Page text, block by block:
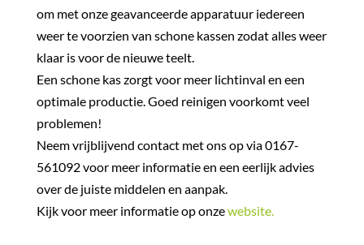
om met onze geavanceerde apparatuur iedereen
weer te voorzien van schone kassen zodat alles weer
klaar is voor de nieuwe teelt.
Een schone kas zorgt voor meer lichtinval en een
optimale productie. Goed reinigen voorkomt veel
problemen!
Neem vrijblijvend contact met ons op via 0167-
561092 voor meer informatie en een eerlijk advies
over de juiste middelen en aanpak.
Kijk voor meer informatie op onzewebsite.